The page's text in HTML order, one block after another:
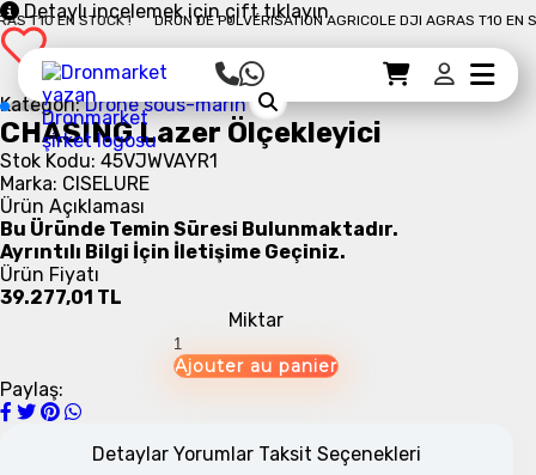
T10 EN STOCK ! DRON DE PULVÉRISATION AGRICOLE DJI AGRAS T10 EN
Sepet
Sepet Detayı Ödemeye Geç
Detaylı incelemek için çift tıklayın
Kategori:Drone sous-marin
CHASING Lazer Ölçekleyici
Stok Kodu: 45VJWVAYR1
Marka: CISELURE
Ürün Açıklaması
Bu Üründe Temin Süresi Bulunmaktadır.
Ayrıntılı Bilgi İçin İletişime Geçiniz.
Ürün Fiyatı
39.277,01 TL
Miktar
Paylaş:
Detaylar Yorumlar Taksit Seçenekleri